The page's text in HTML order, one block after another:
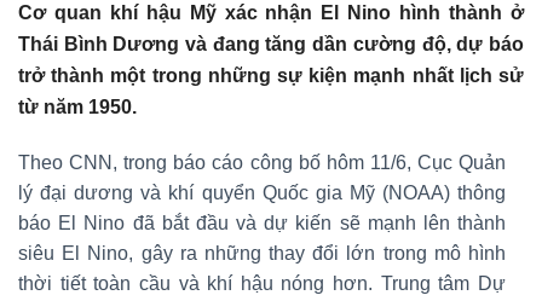
Cơ quan khí hậu Mỹ xác nhận El Nino hình thành ở
Thái Bình Dương và đang tăng dần cường độ, dự báo
trở thành một trong những sự kiện mạnh nhất lịch sử
từ năm 1950.
Theo CNN, trong báo cáo công bố hôm 11/6, Cục Quản
lý đại dương và khí quyển Quốc gia Mỹ (NOAA) thông
báo El Nino đã bắt đầu và dự kiến sẽ mạnh lên thành
siêu El Nino, gây ra những thay đổi lớn trong mô hình
thời tiết toàn cầu và khí hậu nóng hơn. Trung tâm Dự